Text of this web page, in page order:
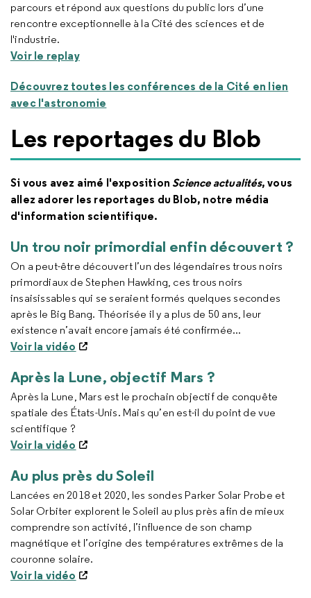
parcours et répond aux questions du public lors d’une
rencontre exceptionnelle à la Cité des sciences et de
l'industrie.
Voir le replay
Découvrez toutes les conférences de la Cité en lien
avec l'astronomie
Les reportages du Blob
Si vous avez aimé l'expositionScience actualités, vous
allez adorer les reportages du Blob, notre média
d'information scientifique.
Un trou noir primordial enfin découvert ?
On a peut-être découvert l’un des légendaires trous noirs
primordiaux de Stephen Hawking, ces trous noirs
insaisissables qui se seraient formés quelques secondes
après le Big Bang. Théorisée il y a plus de 50 ans, leur
existence n’avait encore jamais été confirmée...
Voir la vidéo
Après la Lune, objectif Mars ?
Après la Lune, Mars est le prochain objectif de conquête
spatiale des États-Unis. Mais qu’en est-il du point de vue
scientifique ?
Voir la vidéo
Au plus près du Soleil
Lancées en 2018 et 2020, les sondes Parker Solar Probe et
Solar Orbiter explorent le Soleil au plus près afin de mieux
comprendre son activité, l’influence de son champ
magnétique et l’origine des températures extrêmes de la
couronne solaire.
Voir la vidéo